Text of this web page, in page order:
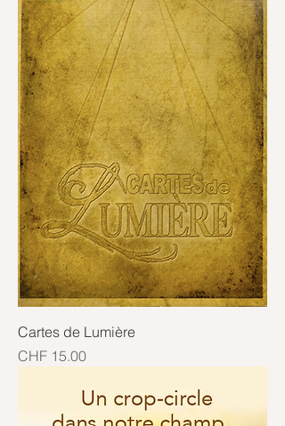
Cartes de Lumière
Price
CHF 15.00